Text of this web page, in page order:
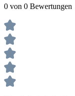
0 von 0 Bewertungen